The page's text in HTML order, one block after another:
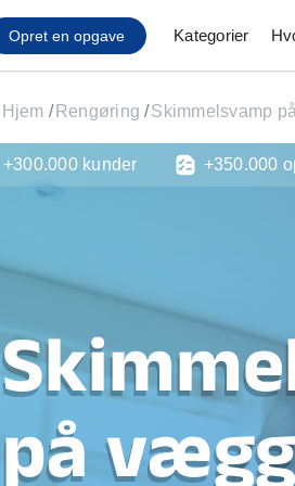
Opret en opgave Kategorier
Affaldsfjernelse
Gulvlaminering
Hårde hvidevare
Hjælp til mobil, pc, tv
Installation af ildsted
Møbelsamling og
Ophængning af
Hjem / Rengøring /Skimmelsvamp
på
+300.000 kunder +350.000